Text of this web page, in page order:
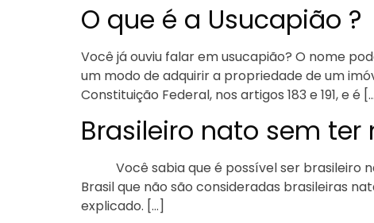
O que é a Usucapião ?
Você já ouviu falar em usucapião? O nome
um modo de adquirir a propriedade de um
Constituição Federal, nos artigos 183 e 191, e é
Brasileiro nato sem ter
Você sabia que é possível ser brasileiro
Brasil que não são consideradas brasileiras
explicado. […]